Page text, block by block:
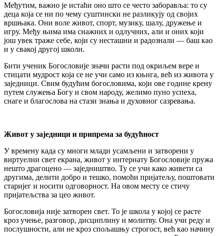
Међутим, важно је истаћи оно што се често заборавља: то су
деца која се ни по чему суштински не разликују од својих
вршњака. Они воле живот, спорт, музику, шалу, дружење и
игру. Међу њима има снажних и одлучних, али и оних који
још увек траже себе, који су несташни и радознали — баш као
и у свакој другој школи.
Бити ученик Богословије значи расти под окриљем вере и
стицати мудрост која се не учи само из књига, већ из живота у
заједници. Свим будућим богословима, који ове године крену
путем служења Богу и свом народу, желимо пуно успеха,
снаге и благослова на стази знања и духовног сазревања.
Живот у заједници и припрема за будућност
У времену када су многи млади усамљени и затворени у
виртуелни свет екрана, живот у интернату Богословије пружа
нешто драгоцено — заједништво. Ту се учи како живети са
другима, делити добро и тешко, помоћи пријатељу, поштовати
старијег и носити одговорност. На овом месту се стичу
пријатељства за цео живот.
Богословија није затворен свет. То је школа у којој се расте
кроз учење, разговор, дисциплину и молитву. Она учи реду и
послушности, али не кроз спољашњу строгост, већ као начину